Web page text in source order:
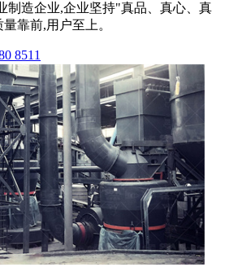
制造企业,企业坚持"真品、真心、真
靠前,用户至上。
8511